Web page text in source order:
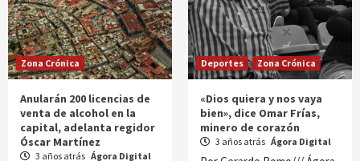
Zona Crónica
Anularán 200 licencias de
venta de alcohol en la
capital, adelanta regidor
Óscar Martínez
3 años atrás Ágora Digital
Deportes Zona Crónica
«Dios quiera y nos vaya
bien», dice Omar Frías,
minero de corazón
3 años atrás Ágora Digital